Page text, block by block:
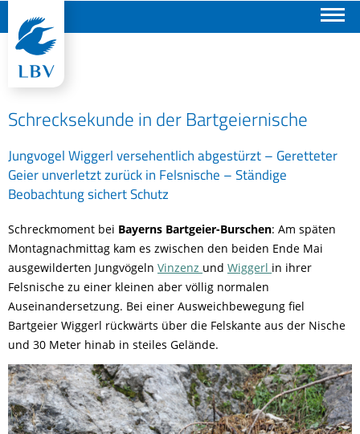
Schrecksekunde in der Bartgeiernische
Jungvogel Wiggerl versehentlich abgestürzt – Geretteter
Geier unverletzt zurück in Felsnische – Ständige
Beobachtung sichert Schutz
Schreckmoment bei Bayerns Bartgeier-Burschen: Am späten
Montagnachmittag kam es zwischen den beiden Ende Mai
ausgewilderten Jungvögeln Vinzenz und Wiggerl in ihrer
Felsnische zu einer kleinen aber völlig normalen
Auseinandersetzung. Bei einer Ausweichbewegung fiel
Bartgeier Wiggerl rückwärts über die Felskante aus der Nische
und 30 Meter hinab in steiles Gelände.